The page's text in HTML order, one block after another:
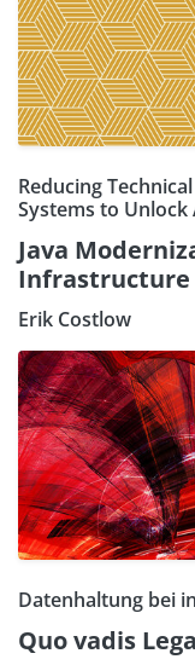
Reducing
Systems to Unlock
Java
Infrastructure
Erik Costlow
Datenhaltung bei
Quo vadis